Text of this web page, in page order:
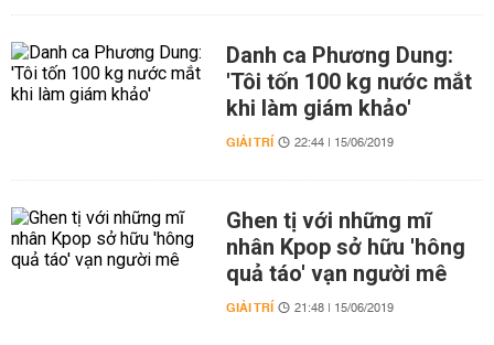
Danh ca Phương Dung:
'Tôi tốn 100 kg nước mắt
khi làm giám khảo'
GIẢI TRÍ 22:44 | 15/06/2019
Ghen tị với những mĩ
nhân Kpop sở hữu 'hông
quả táo' vạn người mê
GIẢI TRÍ 21:48 | 15/06/2019